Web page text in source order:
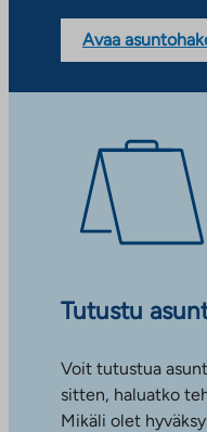
Avaa
Tutustu
Voit tutustua
sitten, haluatko
Mikäli olet